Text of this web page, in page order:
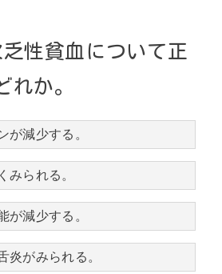
性貧血について正
れか。
減少する。
られる。
減少する。
がみられる。